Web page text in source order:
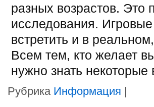
разных возрастов. Это
исследования.
встретить и в
Всем тем, кто желает
нужно знать
Рубрика Информация |